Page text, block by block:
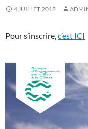
4 JUILLET 2018
Pour s’inscrire,c’est ICI